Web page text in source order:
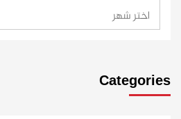
Categories